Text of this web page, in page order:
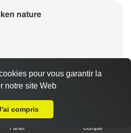
nature
de poulet, salade, tomates,
33 cl au choix
Panier Compte
pour vous garantir la
notre site Web
compris